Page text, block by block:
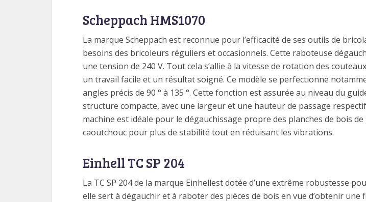
Scheppach HMS1070
La marque Scheppach est reconnue pour l’efficacité de ses outils de
besoins des bricoleurs réguliers et occasionnels. Cette raboteuse
une tension de 240 V. Tout cela s’allie à la vitesse de rotation des
un travail facile et un résultat soigné. Ce modèle se perfectionne
angles précis de 90 ° à 135 °. Cette fonction est assurée au niveau du
structure compacte, avec une largeur et une hauteur de passage
machine est idéale pour le dégauchissage propre des planches de bois
caoutchouc pour plus de stabilité tout en réduisant les vibrations.
Einhell TC SP 204
La TC SP 204 de la marque Einhellest dotée d’une extrême robustesse
elle sert à dégauchir et à raboter des pièces de bois en vue d’obtenir